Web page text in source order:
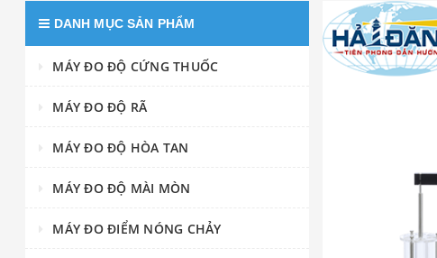
DANH MỤC SẢN PHẨM
MÁY ĐO ĐỘ CỨNG THUỐC
MÁY ĐO ĐỘ RÃ
MÁY ĐO ĐỘ HÒA TAN
MÁY ĐO ĐỘ MÀI MÒN
MÁY ĐO ĐIỂM NÓNG CHẢY